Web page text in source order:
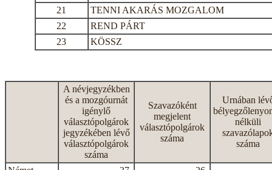
21
TENNI AKARÁS MOZGALOM
22
REND PÁRT
23
KÖSSZ
A névjegyzékben
és a mozgóurnát
igénylő
választópolgárok
jegyzékében lévő
választópolgárok
száma
Szavazóként
megjelent
választópolgárok
száma
Urnában
nélküli
száma